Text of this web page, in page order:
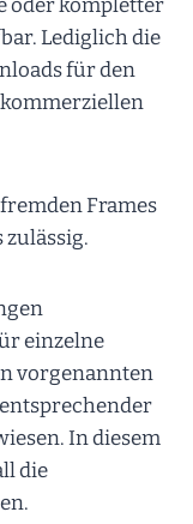
oder kompletter
Lediglich die
für den
Frames
einzelne
vorgenannten
In diesem
die